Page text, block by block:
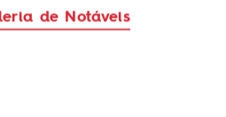
de Notáveis